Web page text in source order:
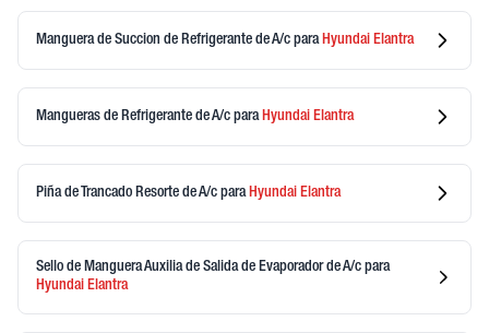
Manguera de Succion de Refrigerante de A/c para Hyundai Elantra
Mangueras de Refrigerante de A/c para Hyundai Elantra
Piña de Trancado Resorte de A/c para Hyundai Elantra
Sello de Manguera Auxilia de Salida de Evaporador de A/c para
Hyundai Elantra